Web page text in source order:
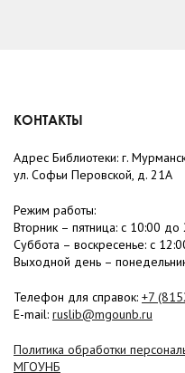
КОНТАКТЫ
Адрес Библиотеки: г.
ул. Софьи Перовской, д. 21А
Режим работы:
Вторник – пятница: с 10:00 до
Суббота – воскресенье: c
Выходной день –
Телефон для справок: +7
E-mail: ruslib@mgounb.ru
Политика обработки
МГОУНБ